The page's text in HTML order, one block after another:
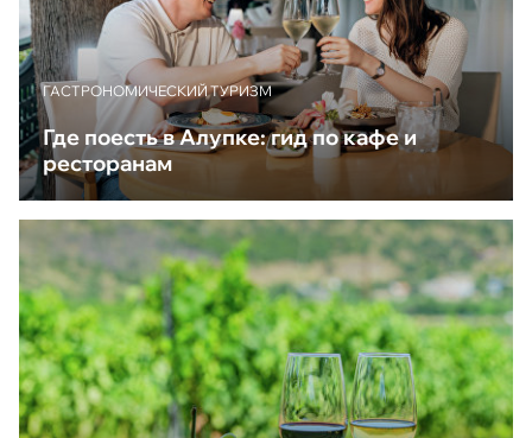
ГАСТРОНОМИЧЕСКИЙ ТУРИЗМ
Где поесть в Алупке: гид по кафе и
ресторанам